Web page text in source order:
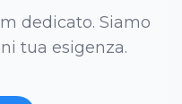
dedicato. Siamo
tua esigenza.